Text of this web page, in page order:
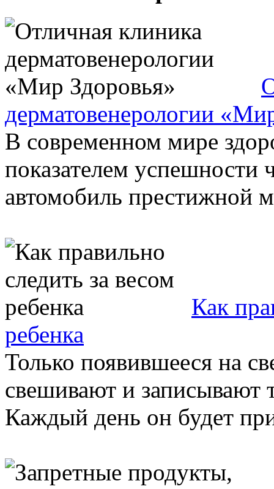
дерматовенерологии
В современном мире
показателем успешности
автомобиль престижной
Как
ребенка
Только появившееся на
свешивают и записывают
Каждый день он будет